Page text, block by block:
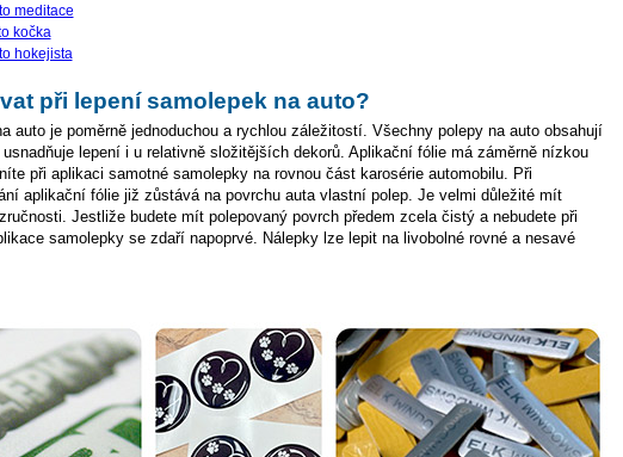
meditace
kočka
hokejista
při lepení samolepek na auto?
auto je poměrně jednoduchou a rychlou záležitostí. Všechny polepy na auto obsahují
lepení i u relativně složitějších dekorů. Aplikační fólie má záměrně nízkou
při aplikaci samotné samolepky na rovnou část karosérie automobilu. Při
aplikační fólie již zůstává na povrchu auta vlastní polep. Je velmi důležité mít
Jestliže budete mít polepovaný povrch předem zcela čistý a nebudete při
samolepky se zdaří napoprvé. Nálepky lze lepit na livobolné rovné a nesavé